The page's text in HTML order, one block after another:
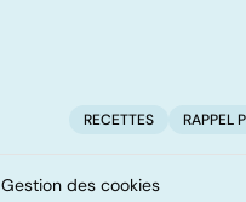
RECETTES RAPPEL
Gestion des cookies